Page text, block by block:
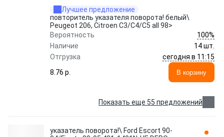
Лучшее предложение
повторитель указателя поворота! белый\
Peugeot 206, Citroen C3/C4/C5 all 98>
Вероятность
100%
Наличие
14 шт.
Отгрузка
сегодня в 11:15
8.76 p.
В корзину
Показать еще 55 предложений
указатель поворота!\ Ford Escort 90-